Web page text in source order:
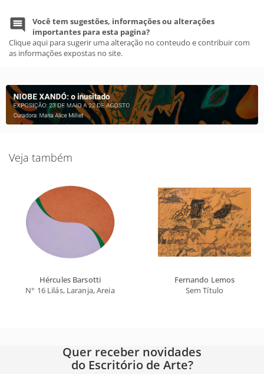
Você tem sugestões, informações ou alterações
importantes para esta pagina?
Clique aqui para sugerir uma alteração no conteudo e contribuir com
as informações expostas no site.
Veja também
Hércules Barsotti
N° 16 Lilás, Laranja, Areia
Fernando Lemos
Sem Título
Quer receber novidades
do Escritório de Arte?